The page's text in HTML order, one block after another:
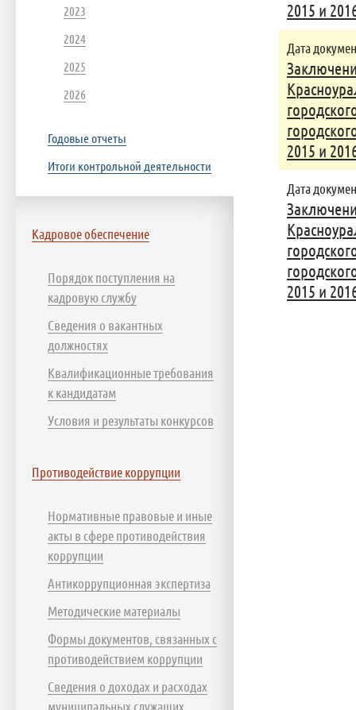
2015 и
Дата
2015 и
Дата
2015 и
2023
2024
2025
2026
Годовые отчеты
Итоги контрольной деятельности
Кадровое обеспечение
Порядок поступления на
кадровую службу
Сведения о вакантных
должностях
Квалификационные требования
к кандидатам
Условия и результаты конкурсов
Противодействие коррупции
Нормативные правовые и иные
акты в сфере противодействия
коррупции
Антикоррупционная экспертиза
Методические материалы
Формы документов, связанных с
противодействием коррупции
Сведения о доходах и расходах
муниципальных служащих